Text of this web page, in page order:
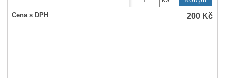
Cena s DPH 200 Kč